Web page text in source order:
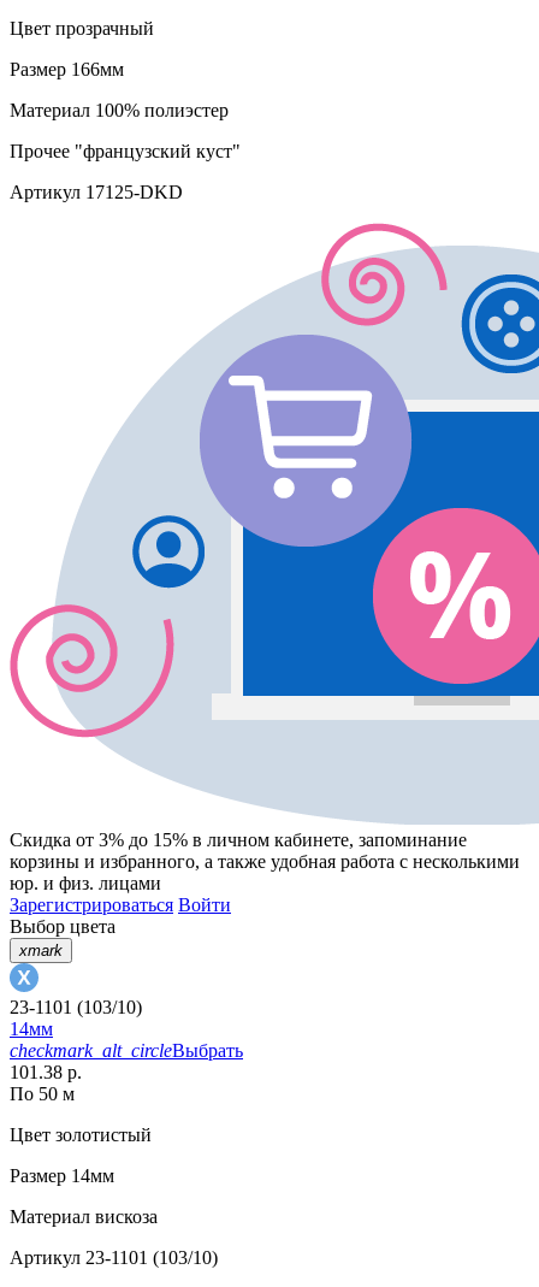
Цвет прозрачный
Размер 166мм
Материал 100% полиэстер
Прочее "французский куст"
Артикул 17125-DKD
Скидка от 3% до 15% в личном кабинете, запоминание
корзины и избранного, а также удобная работа с несколькими
юр. и физ. лицами
Зарегистрироваться Войти
Выбор цвета
xmark
23-1101 (103/10)
14мм
checkmark_alt_circleВыбрать
101.38 р.
По 50 м
Цвет золотистый
Размер 14мм
Материал вискоза
Артикул 23-1101 (103/10)